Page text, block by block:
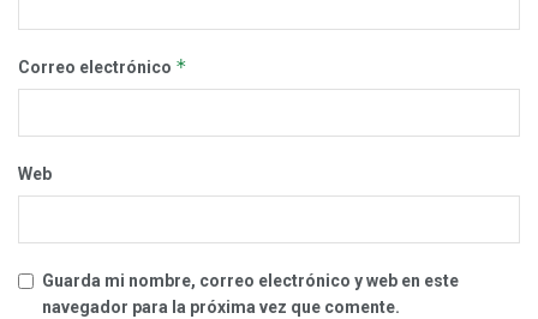
Correo electrónico *
Web
Guarda mi nombre, correo electrónico y web en este
navegador para la próxima vez que comente.